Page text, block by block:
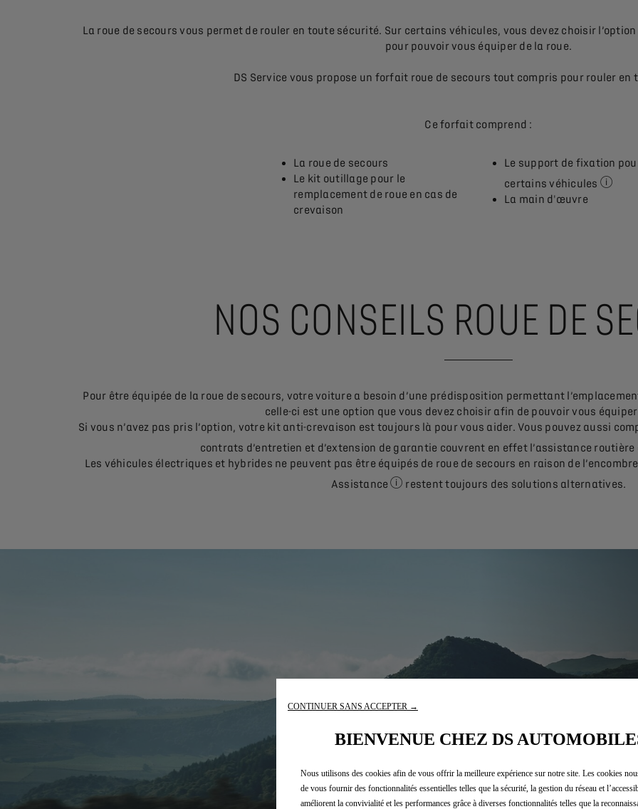
La roue de secours vous permet de rouler en toute sécurité. Sur certains véhicules, vous devez choisir
pour pouvoir vous équiper de la roue.
DS Service vous propose un forfait roue de secours tout compris pour rouler
Ce forfait comprend :
La roue de secours
Le kit outillage pour le
remplacement de roue en cas de
crevaison
Le support de fixation
certains véhicules
La main d'œuvre
NOS CONSEILS ROUE DE
Pour être équipée de la roue de secours, votre voiture a besoin d’une prédisposition permettant
celle-ci est une option que vous devez choisir afin de pouvoir vous
Si vous n’avez pas pris l’option, votre kit anti-crevaison est toujours là pour vous aider. Vous pouvez aussi
contrats d’entretien et d’extension de garantie couvrent en effet l’assistance routière
Les véhicules électriques et hybrides ne peuvent pas être équipés de roue de secours en raison de
Assistance
restent toujours des solutions alternatives.
DS
CONTINUER SANS ACCEPTER →
BIENVENUE CHEZ DS
Nous utilisons des cookies afin de vous offrir la meilleure expérience sur notre site. Les cookies
de vous fournir des fonctionnalités essentielles telles que la sécurité, la gestion du réseau et
améliorent la convivialité et les performances grâce à diverses fonctionnalités telles que la